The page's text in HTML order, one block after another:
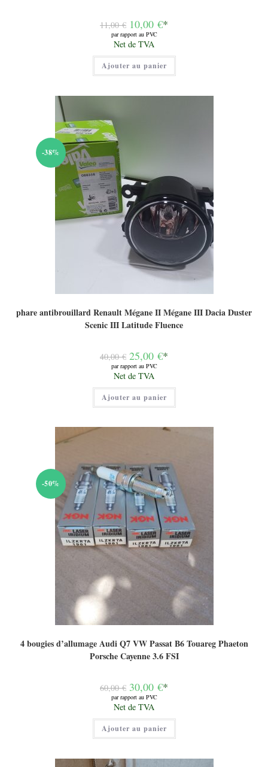
11,00€ Le
prix
initial
était :
11,00 €.
10,00 €*
par rapport au PVC
Le
prix
actuel
est :
10,00 €.
Net de TVA
Ajouter au panier
-38%
phare antibrouillard Renault Mégane II Mégane III Dacia Duster
Scenic III Latitude Fluence
40,00€ Le
prix
initial
était :
40,00 €.
25,00 €*
par rapport au PVC
Le
prix
actuel
est :
25,00 €.
Net de TVA
Ajouter au panier
-50%
4 bougies d’allumage Audi Q7 VW Passat B6 Touareg Phaeton
Porsche Cayenne 3.6 FSI
60,00€ Le
prix
initial
était :
60,00 €.
30,00 €*
par rapport au PVC
Le
prix
actuel
est :
30,00 €.
Net de TVA
Ajouter au panier